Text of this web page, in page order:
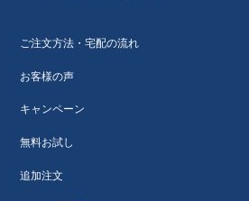
ご注文方法・宅配の流れ
お客様の声
キャンペーン
無料お試し
追加注文